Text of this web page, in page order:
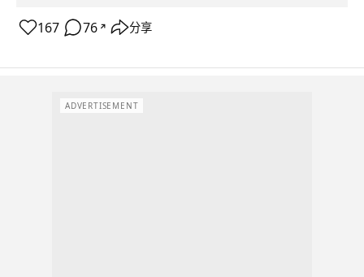
167 76 ↗ 分享
ADVERTISEMENT